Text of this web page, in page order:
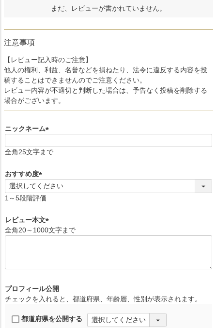
まだ、レビューが書かれていません。
注意事項
【レビュー記入時のご注意】
他人の権利、利益、名誉などを損ねたり、法令に違反する内容を投
稿することはできませんのでご注意ください。
レビュー内容が不適切と判断した場合は、予告なく投稿を削除する
場合がございます。
ニックネーム
必
全角25文字まで
おすすめ度
(
必
)
1～5段階評価
レビュー本文
(
全角20～1000文字まで
プロフィール公開
チェックを入れると、都道府県、年齢層、性別が表示されます。
都道府県を公開する